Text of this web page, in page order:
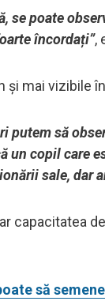
se poate
încordați”,
și mai vizibile
putem să
un copil care
sale, dar
capacitatea
să